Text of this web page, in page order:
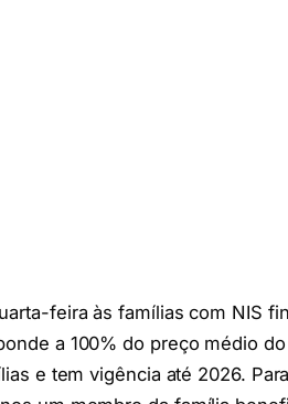
feira às famílias com NIS
a 100% do preço médio
e tem vigência até 2026.